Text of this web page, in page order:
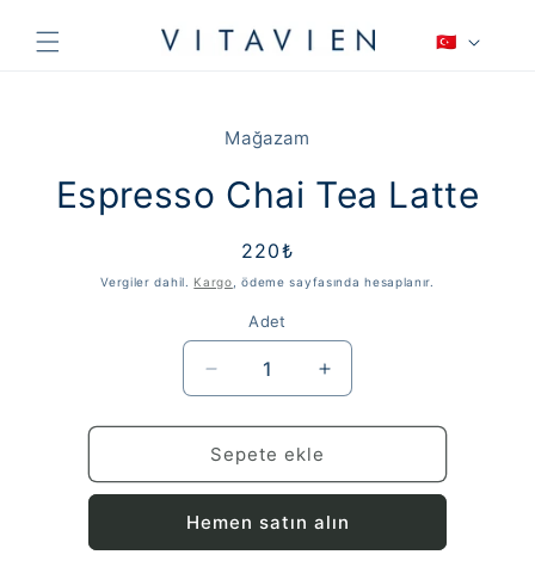
atla
🇹🇷
Mağazam
Espresso Chai Tea Latte
Normal
fiyat
220₺
Vergiler dahil. Kargo , ödeme sayfasında hesaplanır.
Adet
Espresso
Chai
Tea
Latte
için
azaltın
Espresso
Chai
Tea
için
artırın
Sepete ekle
Hemen satın alın